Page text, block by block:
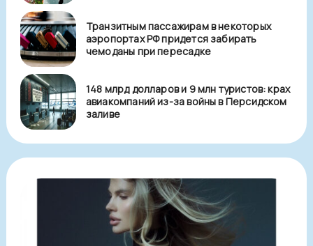
Транзитным пассажирам в некоторых
аэропортах РФ придется забирать
чемоданы при пересадке
148 млрд долларов и 9 млн туристов: крах
авиакомпаний из-за войны в Персидском
заливе